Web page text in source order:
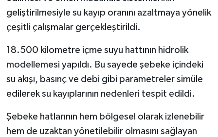
geliştirilmesiyle su kayıp oranını azaltmaya yönelik
çeşitli çalışmalar gerçekleştirildi.
18.500 kilometre içme suyu hattının hidrolik
modellemesi yapıldı. Bu sayede şebeke içindeki
su akışı, basınç ve debi gibi parametreler simüle
edilerek su kayıplarının nedenleri tespit edildi.
Şebeke hatlarının hem bölgesel olarak izlenebilir
hem de uzaktan yönetilebilir olmasını sağlayan